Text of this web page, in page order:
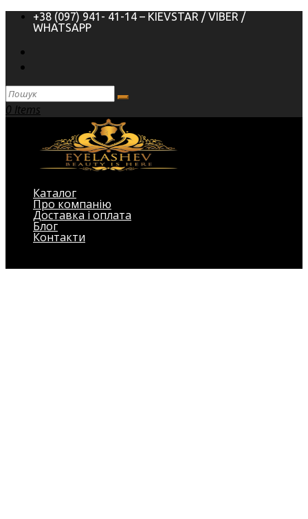
+38 (097) 941- 41-14 – KIEVSTAR / VIBER /
WHATSAPP
0 Items
Каталог
Про компанію
Доставка і оплата
Блог
Контакти